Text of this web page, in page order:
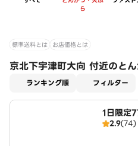
ら
標準送料とは お店価格とは
京北下宇津町大向 付近のと
ランキング順 フィルター
1日限定
2.9(74)